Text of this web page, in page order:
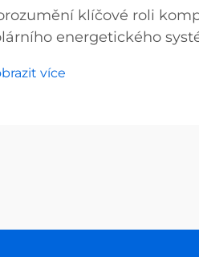
klíčové roli
energetického
zdrojů energie
více